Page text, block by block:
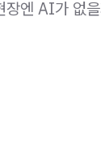
장엔 AI가 없